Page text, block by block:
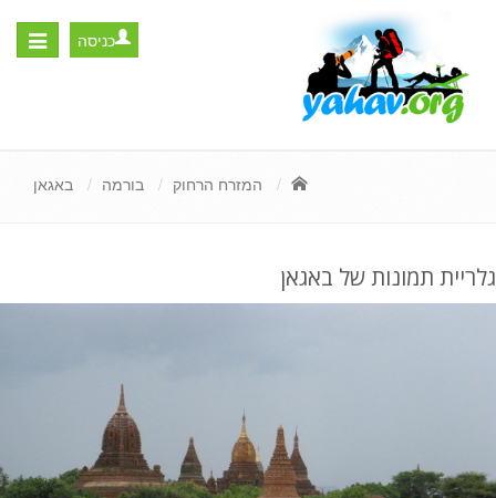
Toggle
כניסה
המזרח הרחוק בורמה באגאן
גלריית תמונות של באגאן